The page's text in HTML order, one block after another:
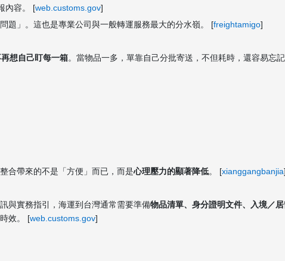
內容。 [web.customs.gov]
題」。這也是專業公司與一般轉運服務最大的分水嶺。 [freightamigo]
想自己盯每一箱。當物品一多，單靠自己分批寄送，不但耗時，還容易忘
合帶來的不是「方便」而已，而是心理壓力的顯著降低。 [xianggangbanjia]
與實務指引，海運到台灣通常需要準備物品清單、身分證明文件、入境／居
效。 [web.customs.gov]